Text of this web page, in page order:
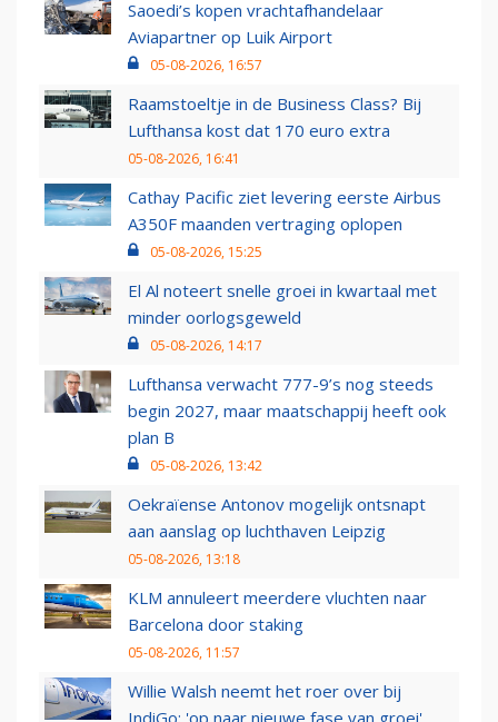
Saoedi’s kopen vrachtafhandelaar
Aviapartner op Luik Airport
05-08-2026, 16:57
Raamstoeltje in de Business Class? Bij
Lufthansa kost dat 170 euro extra
05-08-2026, 16:41
Cathay Pacific ziet levering eerste Airbus
A350F maanden vertraging oplopen
05-08-2026, 15:25
El Al noteert snelle groei in kwartaal met
minder oorlogsgeweld
05-08-2026, 14:17
Lufthansa verwacht 777-9’s nog steeds
begin 2027, maar maatschappij heeft ook
plan B
05-08-2026, 13:42
Oekraïense Antonov mogelijk ontsnapt
aan aanslag op luchthaven Leipzig
05-08-2026, 13:18
KLM annuleert meerdere vluchten naar
Barcelona door staking
05-08-2026, 11:57
Willie Walsh neemt het roer over bij